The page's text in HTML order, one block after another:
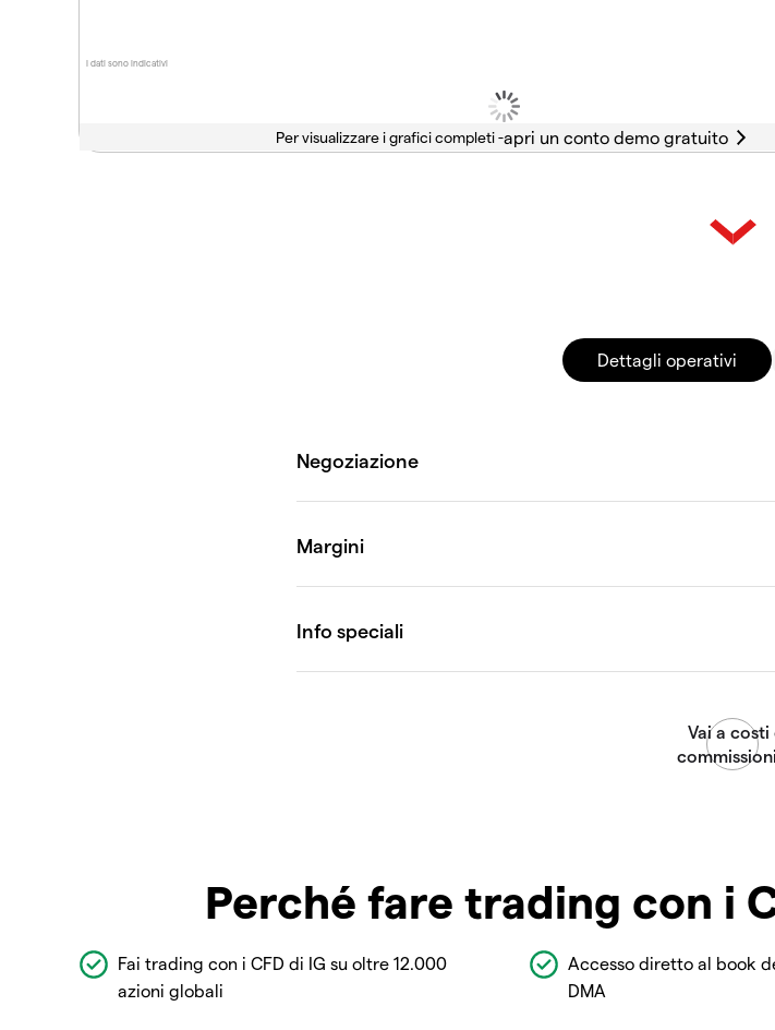
I dati sono indicativi
Per visualizzare i grafici completi -
Dettagli operativi
Perché fare trading con i
Fai trading con i CFD di IG su oltre 12.000
azioni globali
Accesso diretto al book
DMA